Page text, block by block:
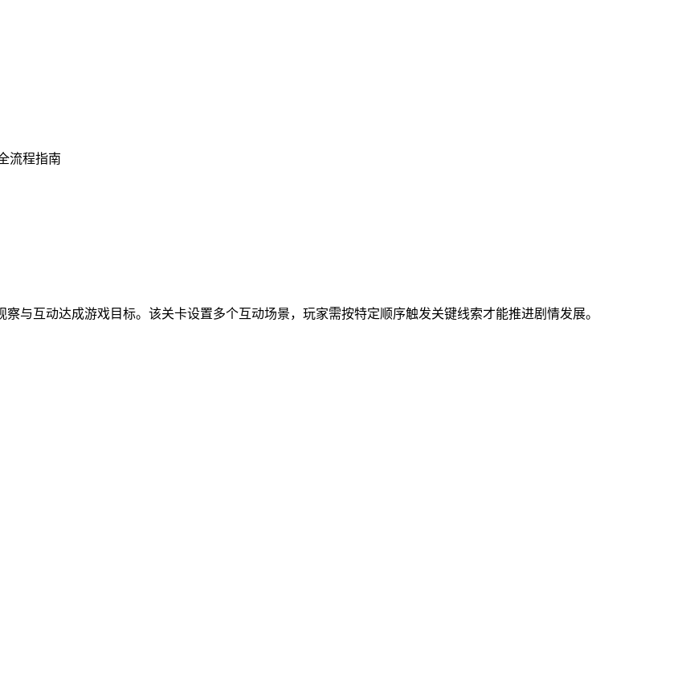
流程指南
与互动达成游戏目标。该关卡设置多个互动场景，玩家需按特定顺序触发关键线索才能推进剧情发展。